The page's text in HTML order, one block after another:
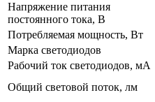
Напряжение питания
постоянного тока, В
Потребляемая мощность, Вт
Марка светодиодов
Рабочий ток светодиодов, мА
Общий световой поток, лм